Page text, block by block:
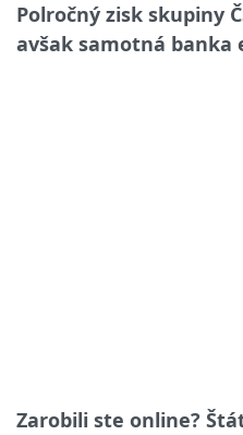
Polročný zisk skupiny
avšak samotná banka
Zarobili ste online?